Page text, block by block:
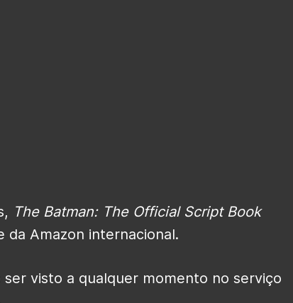
The Batman: The Official Script Book
da Amazon internacional.
visto a qualquer momento no serviço